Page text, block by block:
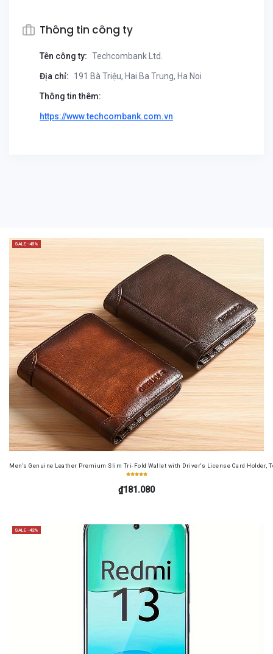
Thông tin công ty
Tên công ty: Techcombank Ltd.
Địa chỉ: 191 Bà Triệu, Hai Ba Trung, Ha Noi
Thông tin thêm:
https://www.techcombank.com.vn
SALE -45%
Men's Genuine Leather Premium Slim Tri-Fold Wallet with Driver's License Card Holder,
₫181.080
SALE -42%